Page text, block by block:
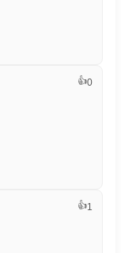
👍0
👍1